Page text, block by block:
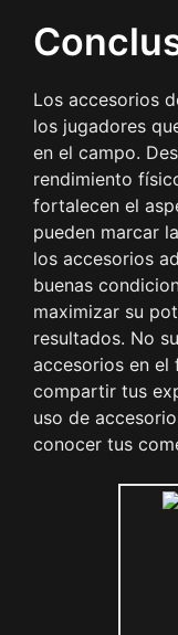
Los accesorios
los jugadores
en el campo.
rendimiento
fortalecen el
pueden marcar
los accesorios
buenas
maximizar su
resultados. No
accesorios en el
compartir tus
uso de
conocer tus